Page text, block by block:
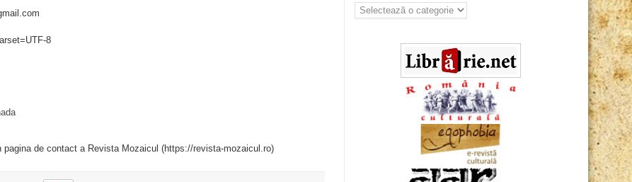
8
de contact a Revista Mozaicul (https://revista-mozaicul.ro)
Arhiva